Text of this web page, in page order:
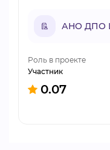
АНО ДПО
Роль в проекте
Участник
0.07